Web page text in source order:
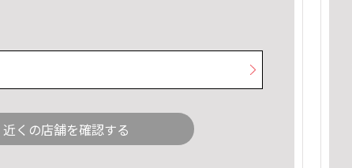
近くの店舗を確認する